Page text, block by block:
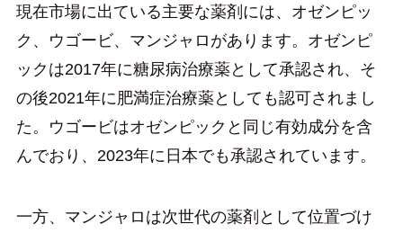
現在市場に出ている主要な薬剤には、オゼンピッ
ク、ウゴービ、マンジャロがあります。オゼンピ
ックは2017年に糖尿病治療薬として承認され、そ
の後2021年に肥満症治療薬としても認可されまし
た。ウゴービはオゼンピックと同じ有効成分を含
んでおり、2023年に日本でも承認されています。
一方、マンジャロは次世代の薬剤として位置づけ